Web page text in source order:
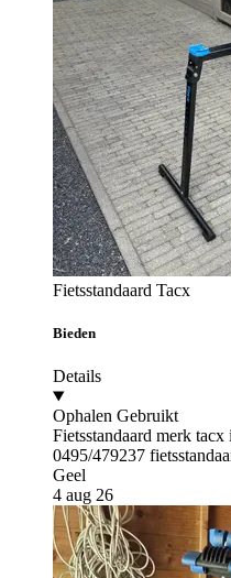
Fietsstandaard Tacx
Bieden
Details
Ophalen Gebruikt
Fietsstandaard merk
0495/479237
Geel
4 aug 26